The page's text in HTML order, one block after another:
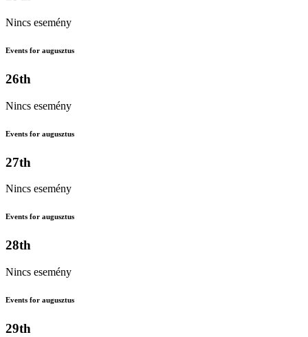
Nincs esemény
Events for augusztus
26th
Nincs esemény
Events for augusztus
27th
Nincs esemény
Events for augusztus
28th
Nincs esemény
Events for augusztus
29th